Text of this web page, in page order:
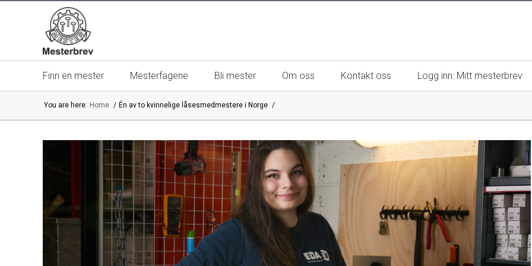
Finn en mester Mesterfagene Bli mester Om oss Kontakt oss Logg inn: Mitt mesterbrev
Mesterkvalifikasjonen
Mestermerket er beskyttet
Kontakt oss
13 gode grunner
Velg alltid en mester
Magasinet MESTER
Mesterbrevnemndas årsrapporter
Mestertittelen i markedsføring
You are here: Home Én av to kvinnelige låsesmedmestere i Norge